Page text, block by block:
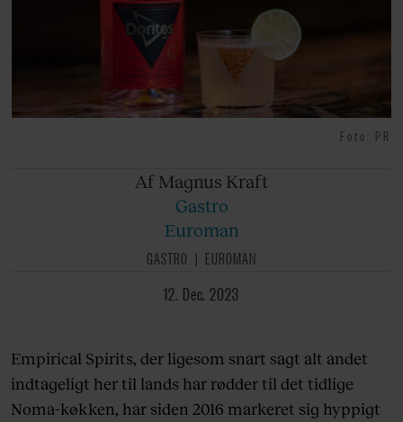
Foto: PR
Af Magnus Kraft
Gastro
Euroman
GASTRO
EUROMAN
12. Dec. 2023
Empirical Spirits, der ligesom snart sagt alt andet
indtageligt her til lands har rødder til det tidlige
Noma-køkken, har siden 2016 markeret sig hyppigt